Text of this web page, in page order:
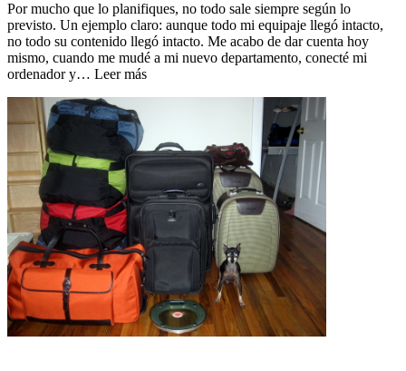
Por mucho que lo planifiques, no todo sale siempre según lo
previsto. Un ejemplo claro: aunque todo mi equipaje llegó intacto,
no todo su contenido llegó intacto. Me acabo de dar cuenta hoy
mismo, cuando me mudé a mi nuevo departamento, conecté mi
ordenador y… Leer más